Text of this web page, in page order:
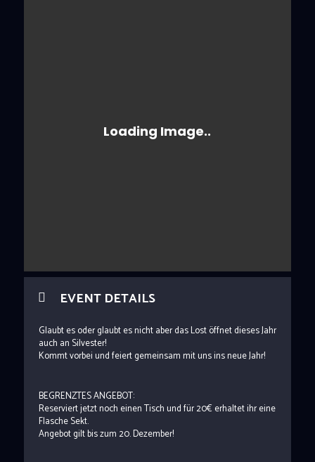
EVENT DETAILS
Glaubt es oder glaubt es nicht aber das Lost öffnet dieses Jahr
auch an Silvester!
Kommt vorbei und feiert gemeinsam mit uns ins neue Jahr!
BEGRENZTES ANGEBOT:
Reserviert jetzt noch einen Tisch und für 20€ erhaltet ihr eine
Flasche Sekt.
Angebot gilt bis zum 20. Dezember!